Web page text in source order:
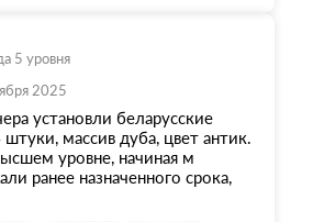
5 уровня
2025
установли беларусские
штуки, массив дуба, цвет антик.
уровне, начиная м
ранее назначенного срока,
доставка в квартиру.
ребятам монтажникам,